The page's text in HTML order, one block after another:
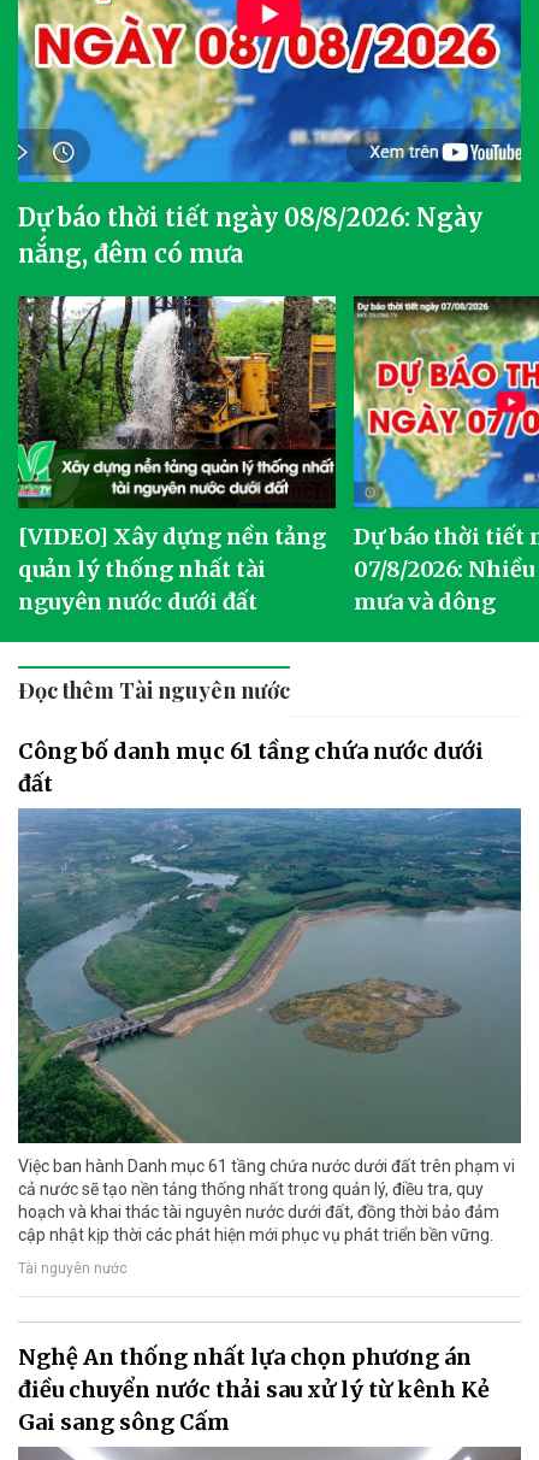
Dự báo thời tiết ngày 08/8/2026: Ngày
nắng, đêm có mưa
[VIDEO] Xây dựng nền tảng
quản lý thống nhất tài
nguyên nước dưới đất
Dự báo thời tiết
07/8/2026:
mưa và dông
Đọc thêm Tài nguyên nước
Công bố danh mục 61 tầng chứa nước dưới
đất
Việc ban hành Danh mục 61 tầng chứa nước dưới đất trên phạm vi
cả nước sẽ tạo nền tảng thống nhất trong quản lý, điều tra, quy
hoạch và khai thác tài nguyên nước dưới đất, đồng thời bảo đảm
cập nhật kịp thời các phát hiện mới phục vụ phát triển bền vững.
Tài nguyên nước
Nghệ An thống nhất lựa chọn phương án
điều chuyển nước thải sau xử lý từ kênh Kẻ
Gai sang sông Cấm